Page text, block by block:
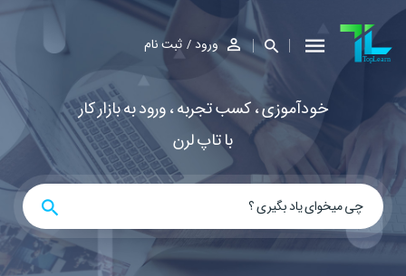
ورود ثبت نام
خودآموزی ، کسب تجربه ، ورود به بازار کار
با تاپ لرن